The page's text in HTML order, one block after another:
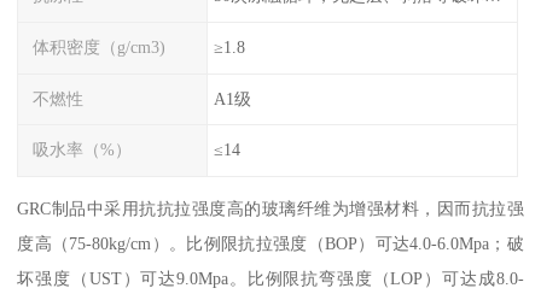
体积密度（g/cm3) ≥1.8
不燃性 A1级
吸水率（%） ≤14
GRC制品中采用抗抗拉强度高的玻璃纤维为增强材料，因而抗拉强
度高（75-80kg/cm）。比例限抗拉强度（BOP）可达4.0-6.0Mpa；破
坏强度（UST）可达9.0Mpa。比例限抗弯强度（LOP）可达成8.0-